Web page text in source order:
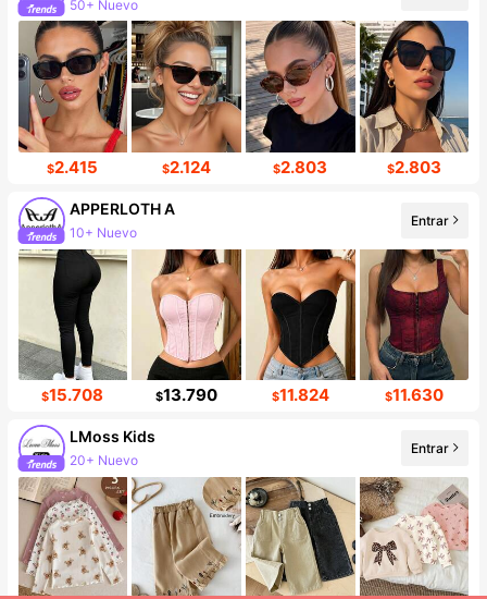
50+ Nuevo
Incremento de seguidores de 139%
$2.415 $2.124 $2.803 $2.803
APPERLOTH A
10+ Nuevo
Incremento de seguidores de 141%
Entrar
$15.708 $13.790 $11.824 $11.630
LMoss Kids
20+ Nuevo
Incremento de seguidores de 40%
Entrar